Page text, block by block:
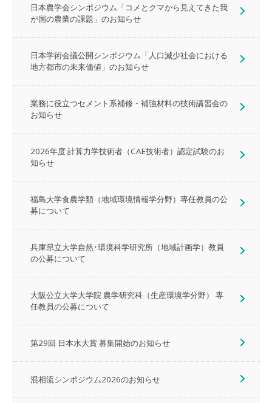
日本農学会シンポジウム「コメとクマから見えてきた我
が国の農業の課題」のお知らせ
日本学術会議公開シンポジウム「人口減少社会における
地方都市の未来価値」のお知らせ
業務に役立つセメント系補修・補強材料の技術講習会の
お知らせ
2026年度 計算力学技術者（CAE技術者）認定試験のお
知らせ
福島大学食農学類（地域環境情報学分野）専任教員の公
募について
兵庫県立大学自然･環境科学研究所（地域計画学）教員
の公募について
大阪公立大学大学院 農学研究科（生産環境学分野） 専
任教員の公募について
第29回 日本水大賞 募集開始のお知らせ
混相流シンポジウム2026のお知らせ